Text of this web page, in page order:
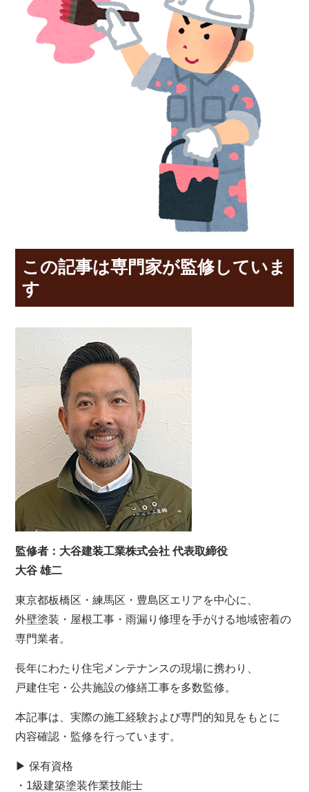
この記事は専門家が監修していま
す
監修者：大谷建装工業株式会社 代表取締役
大谷 雄二
東京都板橋区・練馬区・豊島区エリアを中心に、
外壁塗装・屋根工事・雨漏り修理を手がける地域密着の
専門業者。
長年にわたり住宅メンテナンスの現場に携わり、
戸建住宅・公共施設の修繕工事を多数監修。
本記事は、実際の施工経験および専門的知見をもとに
内容確認・監修を行っています。
▶ 保有資格
・1級建築塗装作業技能士